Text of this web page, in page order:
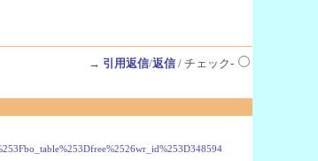
→ 引用返信/返信/ チェック-